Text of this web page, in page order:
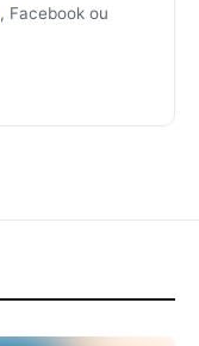
, Facebook ou